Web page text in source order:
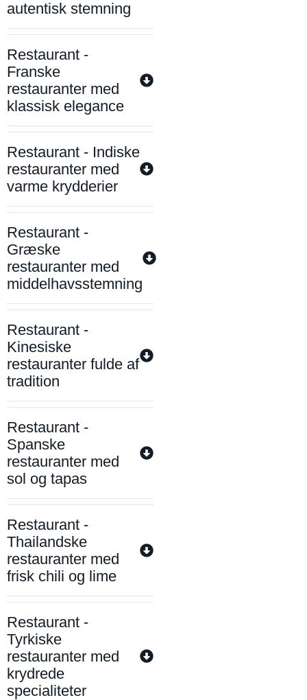
autentisk stemning
Restaurant -
Franske
restauranter med
klassisk elegance
Restaurant - Indiske
restauranter med
varme krydderier
Restaurant -
Græske
restauranter med
middelhavsstemning
Restaurant -
Kinesiske
restauranter fulde af
tradition
Restaurant -
Spanske
restauranter med
sol og tapas
Restaurant -
Thailandske
restauranter med
frisk chili og lime
Restaurant -
Tyrkiske
restauranter med
krydrede
specialiteter